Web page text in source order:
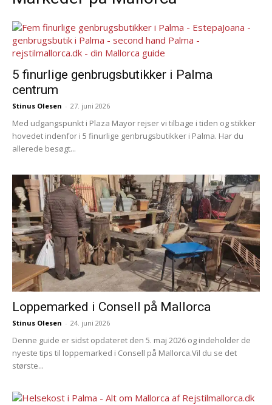
5 finurlige genbrugsbutikker i Palma
centrum
Stinus Olesen - 27. juni 2026
Med udgangspunkt i Plaza Mayor rejser vi tilbage i tiden og stikker
hovedet indenfor i 5 finurlige genbrugsbutikker i Palma. Har du
allerede besøgt...
Loppemarked i Consell på Mallorca
Stinus Olesen - 24. juni 2026
Denne guide er sidst opdateret den 5. maj 2026 og indeholder de
nyeste tips til loppemarked i Consell på Mallorca.Vil du se det
største...